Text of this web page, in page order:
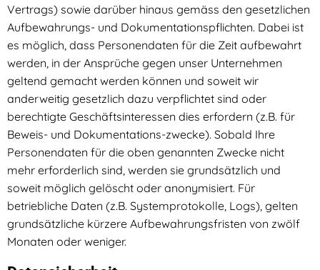
Vertrags) sowie darüber hinaus gemäss den gesetzlichen
Aufbewahrungs- und Dokumentationspflichten. Dabei ist
es möglich, dass Personendaten für die Zeit aufbewahrt
werden, in der Ansprüche gegen unser Unternehmen
geltend gemacht werden können und soweit wir
anderweitig gesetzlich dazu verpflichtet sind oder
berechtigte Geschäftsinteressen dies erfordern (z.B. für
Beweis- und Dokumentations-zwecke). Sobald Ihre
Personendaten für die oben genannten Zwecke nicht
mehr erforderlich sind, werden sie grundsätzlich und
soweit möglich gelöscht oder anonymisiert. Für
betriebliche Daten (z.B. Systemprotokolle, Logs), gelten
grundsätzliche kürzere Aufbewahrungsfristen von zwölf
Monaten oder weniger.